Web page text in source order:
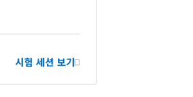
시험 세션 보기